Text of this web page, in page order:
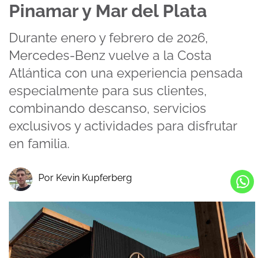
Pinamar y Mar del Plata
Durante enero y febrero de 2026,
Mercedes-Benz vuelve a la Costa
Atlántica con una experiencia pensada
especialmente para sus clientes,
combinando descanso, servicios
exclusivos y actividades para disfrutar
en familia.
Por Kevin Kupferberg